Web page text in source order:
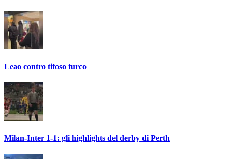
Leao contro tifoso turco
Milan-Inter 1-1: gli highlights del derby di Perth